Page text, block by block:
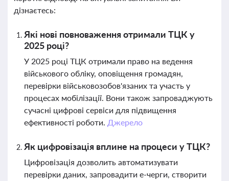
дізнаєтесь:
Які нові повноваження отримали ТЦК у
2025 році?
У 2025 році ТЦК отримали право на ведення
військового обліку, оповіщення громадян,
перевірки військовозобов'язаних та участь у
процесах мобілізації. Вони також запроваджують
сучасні цифрові сервіси для підвищення
ефективності роботи. Джерело
Як цифровізація вплине на процеси у ТЦК?
Цифровізація дозволить автоматизувати
перевірки даних, запровадити е-черги, створити